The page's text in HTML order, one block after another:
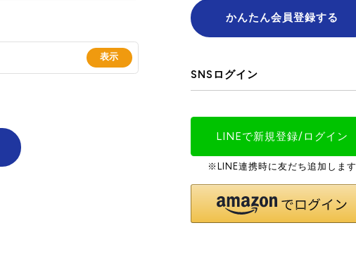
かんたん会員登録する
SNSログイン
LINEで新規登録/ログイン
※LINE連携時に友だち追加します